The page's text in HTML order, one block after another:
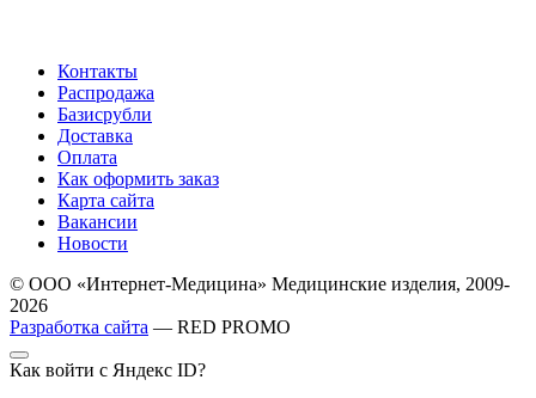
Контакты
Распродажа
Базисрубли
Доставка
Оплата
Как оформить заказ
Карта сайта
Вакансии
Новости
© ООО «Интернет-Медицина» Медицинские изделия, 2009-
2026
Разработка сайта — RED PROMO
Как войти с Яндекс ID?